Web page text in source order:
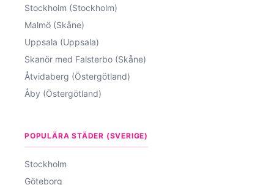
Stockholm (Stockholm)
Malmö (Skåne)
Uppsala (Uppsala)
Skanör med Falsterbo (Skåne)
Åtvidaberg (Östergötland)
Åby (Östergötland)
POPULÄRA STÄDER (SVERIGE)
Stockholm
Göteborg